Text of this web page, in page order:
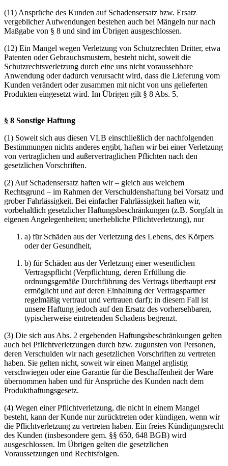
(11) Ansprüche des Kunden auf Schadensersatz bzw. Ersatz
vergeblicher Aufwendungen bestehen auch bei Mängeln nur nach
Maßgabe von § 8 und sind im Übrigen ausgeschlossen.
(12) Ein Mangel wegen Verletzung von Schutzrechten Dritter, etwa
Patenten oder Gebrauchsmustern, besteht nicht, soweit die
Schutzrechtsverletzung durch eine uns nicht voraussehbare
Anwendung oder dadurch verursacht wird, dass die Lieferung vom
Kunden verändert oder zusammen mit nicht von uns gelieferten
Produkten eingesetzt wird. Im Übrigen gilt § 8 Abs. 5.
§ 8 Sonstige Haftung
(1) Soweit sich aus diesen VLB einschließlich der nachfolgenden
Bestimmungen nichts anderes ergibt, haften wir bei einer Verletzung
von vertraglichen und außervertraglichen Pflichten nach den
gesetzlichen Vorschriften.
(2) Auf Schadensersatz haften wir – gleich aus welchem
Rechtsgrund – im Rahmen der Verschuldenshaftung bei Vorsatz und
grober Fahrlässigkeit. Bei einfacher Fahrlässigkeit haften wir,
vorbehaltlich gesetzlicher Haftungsbeschränkungen (z.B. Sorgfalt in
eigenen Angelegenheiten; unerhebliche Pflichtverletzung), nur
a) für Schäden aus der Verletzung des Lebens, des Körpers
oder der Gesundheit,
b) für Schäden aus der Verletzung einer wesentlichen
Vertragspflicht (Verpflichtung, deren Erfüllung die
ordnungsgemäße Durchführung des Vertrags überhaupt erst
ermöglicht und auf deren Einhaltung der Vertragspartner
regelmäßig vertraut und vertrauen darf); in diesem Fall ist
unsere Haftung jedoch auf den Ersatz des vorhersehbaren,
typischerweise eintretenden Schadens begrenzt.
(3) Die sich aus Abs. 2 ergebenden Haftungsbeschränkungen gelten
auch bei Pflichtverletzungen durch bzw. zugunsten von Personen,
deren Verschulden wir nach gesetzlichen Vorschriften zu vertreten
haben. Sie gelten nicht, soweit wir einen Mangel arglistig
verschwiegen oder eine Garantie für die Beschaffenheit der Ware
übernommen haben und für Ansprüche des Kunden nach dem
Produkthaftungsgesetz.
(4) Wegen einer Pflichtverletzung, die nicht in einem Mangel
besteht, kann der Kunde nur zurücktreten oder kündigen, wenn wir
die Pflichtverletzung zu vertreten haben. Ein freies Kündigungsrecht
des Kunden (insbesondere gem. §§ 650, 648 BGB) wird
ausgeschlossen. Im Übrigen gelten die gesetzlichen
Voraussetzungen und Rechtsfolgen.